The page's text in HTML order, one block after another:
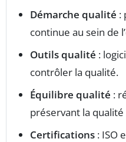
Démarche qualité :
continue au sein de
Outils qualité :
contrôler la qualité.
Équilibre qualité :
préservant la
Certifications : ISO